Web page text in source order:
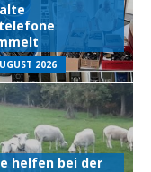
2026
helfen bei der